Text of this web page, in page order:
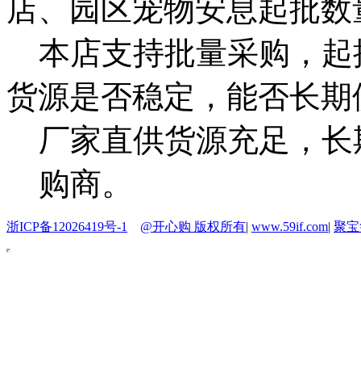
店、园区宠物安息起批
本店支持批量采购，
货源是否稳定，能否长期
厂家直供货源充足，
购商。
浙ICP备12026419号-1 @开心购 版权所有| www.59if.com| 聚